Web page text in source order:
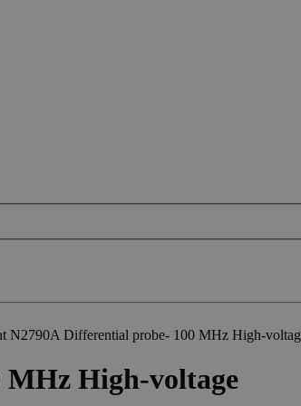
N2790A Differential probe- 100 MHz High-
MHz High-voltage